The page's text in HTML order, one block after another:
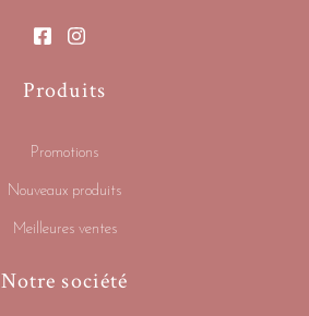
Produits
Promotions
Nouveaux produits
Meilleures ventes
Notre société